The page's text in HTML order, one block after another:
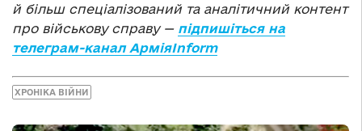
й більш спеціалізований та аналітичний контент
про військову справу — підпишіться на
телеграм-канал АрміяInform
ХРОНІКА ВІЙНИ